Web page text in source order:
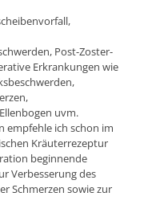
Post-Zoster-
Erkrankungen wie
uvm.
empfehle ich schon im
Kräuterrezeptur
beginnende
Verbesserung des
Schmerzen sowie zur